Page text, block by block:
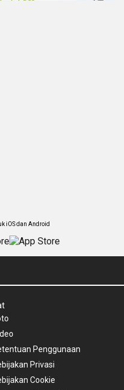
iOS dan Android
Penggunaan
Privasi
Cookie